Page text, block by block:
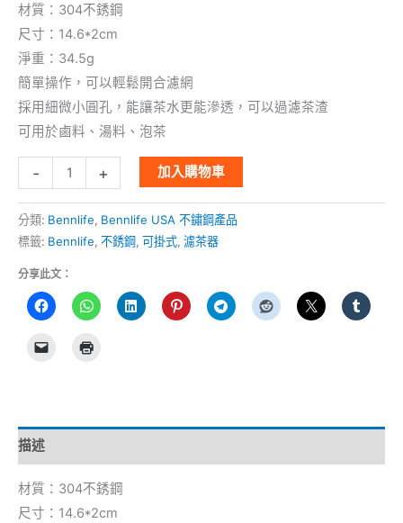
材質：304不銹鋼
尺寸：14.6*2cm
淨重：34.5g
簡單操作，可以輕鬆開合濾網
採用細微小圓孔，能讓茶水更能滲透，可以過濾茶渣
可用於鹵料、湯料、泡茶
- + 加入購物車
分類: Bennlife, Bennlife USA 不鏽鋼產品
標籤: Bennlife, 不銹鋼, 可掛式, 濾茶器
分享此文：
描述
材質：304不銹鋼
尺寸：14.6*2cm